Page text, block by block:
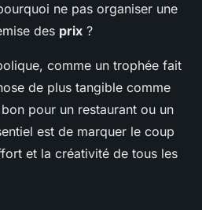
ne pas organiser une
des prix ?
comme un trophée fait
de plus tangible comme
pour un restaurant ou un
est de marquer le coup
et la créativité de tous les